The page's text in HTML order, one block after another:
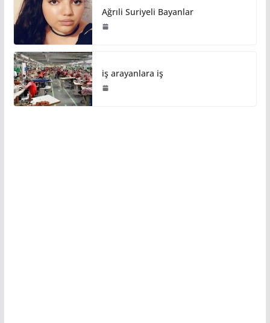
Ağrıli Suriyeli Bayanlar
iş arayanlara iş